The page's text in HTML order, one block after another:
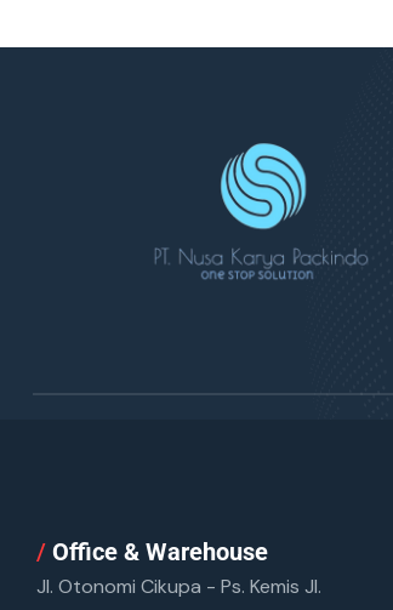
/ Office & Warehouse
Jl. Otonomi Cikupa - Ps. Kemis Jl.